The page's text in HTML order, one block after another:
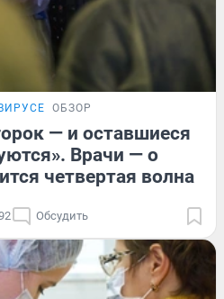
ОБЗОР
— и оставшиеся
Врачи — о
четвертая волна
Обсудить